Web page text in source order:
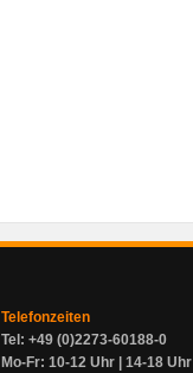
Telefonzeiten
Tel: +49 (0)2273-60188-0
Mo-Fr: 10-12 Uhr | 14-18 Uhr